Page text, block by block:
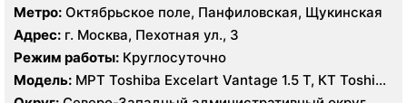
Метро: Октябрьское поле, Панфиловская, Щукинская
Адрес: г. Москва, Пехотная ул., 3
Режим работы: Круглосуточно
Модель: МРТ Toshiba Excelart Vantage 1.5 Т, КТ Toshiba
Aquilion 32 среза, УЗИ Toshiba Aplio 500, Medison